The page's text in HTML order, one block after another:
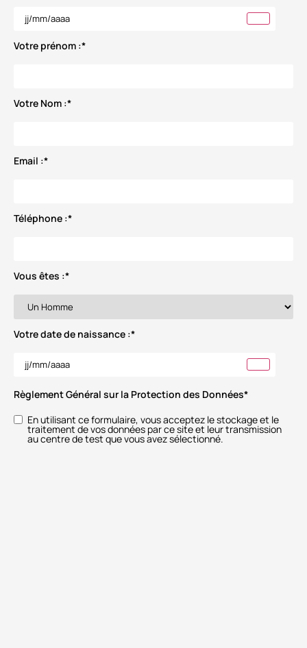
Votre prénom :*
Votre Nom :*
Email :*
Téléphone :*
Vous êtes :*
Votre date de naissance :*
Règlement Général sur la Protection des Données*
En utilisant ce formulaire, vous acceptez le stockage et le
traitement de vos données par ce site et leur transmission
au centre de test que vous avez sélectionné.